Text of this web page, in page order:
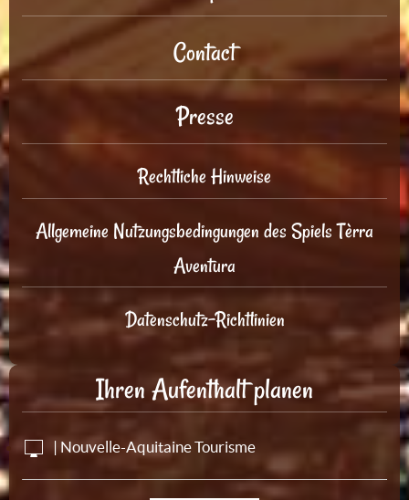
Contact
Presse
Rechtliche Hinweise
Allgemeine Nutzungsbedingungen des Spiels Tèrra
Aventura
Datenschutz-Richtlinien
Ihren Aufenthalt planen
| Nouvelle-Aquitaine Tourisme